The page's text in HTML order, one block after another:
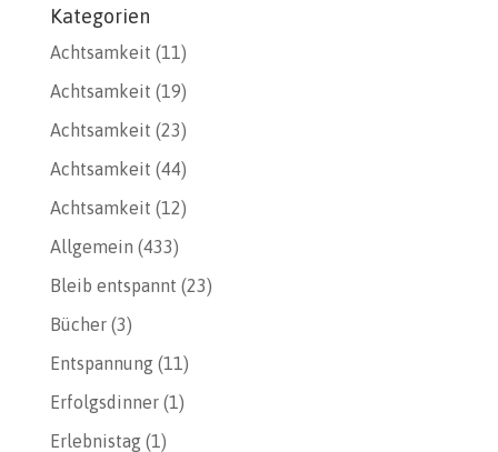
Kategorien
Achtsamkeit (11)
Achtsamkeit (19)
Achtsamkeit (23)
Achtsamkeit (44)
Achtsamkeit (12)
Allgemein (433)
Bleib entspannt (23)
Bücher(3)
Entspannung(11)
Erfolgsdinner(1)
Erlebnistag(1)